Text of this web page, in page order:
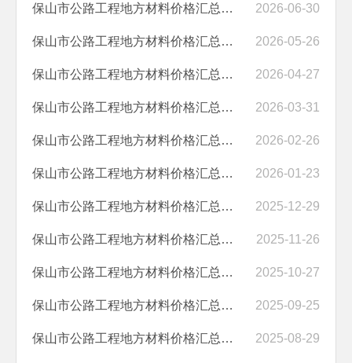
保山市公路工程地方材料价格汇总（2026年6月） 2026-06-30
保山市公路工程地方材料价格汇总（2026年5月） 2026-05-26
保山市公路工程地方材料价格汇总（2026年4月） 2026-04-27
保山市公路工程地方材料价格汇总（2026年3月） 2026-03-31
保山市公路工程地方材料价格汇总（2026年2月） 2026-02-26
保山市公路工程地方材料价格汇总（2026年1月） 2026-01-23
保山市公路工程地方材料价格汇总（2025年12月） 2025-12-29
保山市公路工程地方材料价格汇总（2025年11月） 2025-11-26
保山市公路工程地方材料价格汇总（2025年10月） 2025-10-27
保山市公路工程地方材料价格汇总（2025年9月） 2025-09-25
保山市公路工程地方材料价格汇总（2025年8月） 2025-08-29